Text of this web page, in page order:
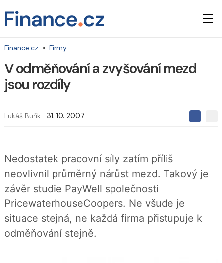
Finance.cz » Firmy
V odměňování a zvyšování mezd
jsou rozdíly
Lukáš Buřík 31. 10. 2007
S
e
t
S
e
Nedostatek pracovní síly zatím příliš
neovlivnil průměrný nárůst mezd. Takový je
závěr studie PayWell společnosti
PricewaterhouseCoopers. Ne všude je
situace stejná, ne každá firma přistupuje k
odměňování stejně.